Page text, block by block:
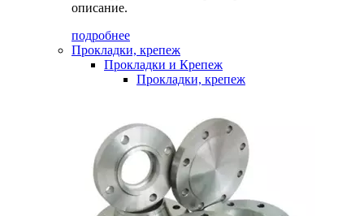
описание.
подробнее
Прокладки, крепеж
Прокладки и Крепеж
Прокладки, крепеж